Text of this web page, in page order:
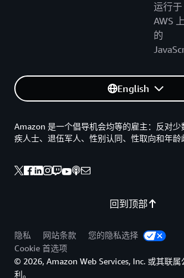
运行于
AWS 上
的
English
回到顶部
Amazon 是一个倡导机会均等的雇主：反对少
疾人士、退伍军人、性别认同、性取向和年龄
隐私 网站条款
您的隐私选择
Cookie 首选项
© 2026, Amazon Web Services, Inc. 或其联属
利。